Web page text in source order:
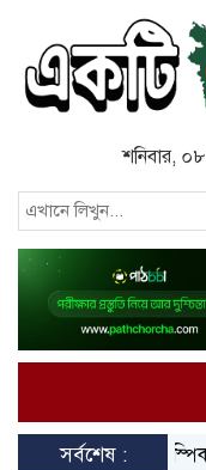
শনিবার,
সর্বশেষ :স্পিকারের